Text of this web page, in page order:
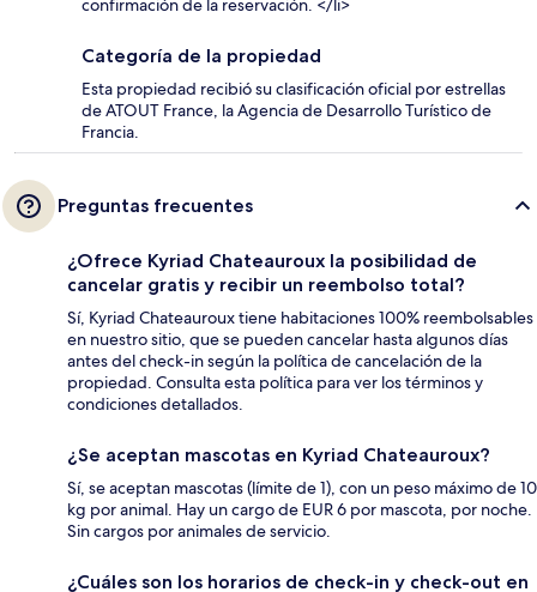
confirmación de la reservación. </li>
Categoría de la propiedad
Esta propiedad recibió su clasificación oficial por estrellas
de ATOUT France, la Agencia de Desarrollo Turístico de
Francia.
Preguntas frecuentes
¿Ofrece Kyriad Chateauroux la posibilidad de
cancelar gratis y recibir un reembolso total?
Sí, Kyriad Chateauroux tiene habitaciones 100% reembolsables
en nuestro sitio, que se pueden cancelar hasta algunos días
antes del check-in según la política de cancelación de la
propiedad. Consulta esta política para ver los términos y
condiciones detallados.
¿Se aceptan mascotas en Kyriad Chateauroux?
Sí, se aceptan mascotas (límite de 1), con un peso máximo de 10
kg por animal. Hay un cargo de EUR 6 por mascota, por noche.
Sin cargos por animales de servicio.
¿Cuáles son los horarios de check-in y check-out en